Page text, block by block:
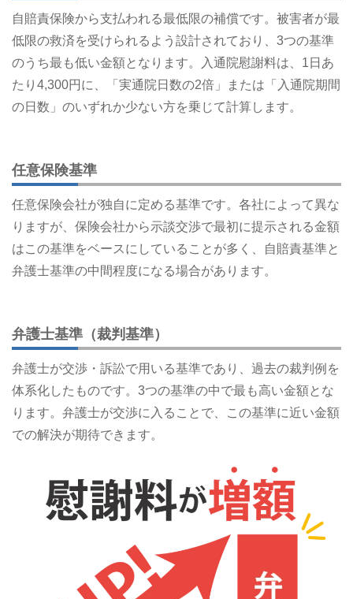
自賠責保険から支払われる最低限の補償です。被害者が最
低限の救済を受けられるよう設計されており、3つの基準
のうち最も低い金額となります。入通院慰謝料は、1日あ
たり4,300円に、「実通院日数の2倍」または「入通院期間
の日数」のいずれか少ない方を乗じて計算します。
任意保険基準
任意保険会社が独自に定める基準です。各社によって異な
りますが、保険会社から示談交渉で最初に提示される金額
はこの基準をベースにしていることが多く、自賠責基準と
弁護士基準の中間程度になる場合があります。
弁護士基準（裁判基準）
弁護士が交渉・訴訟で用いる基準であり、過去の裁判例を
体系化したものです。3つの基準の中で最も高い金額とな
ります。弁護士が交渉に入ることで、この基準に近い金額
での解決が期待できます。